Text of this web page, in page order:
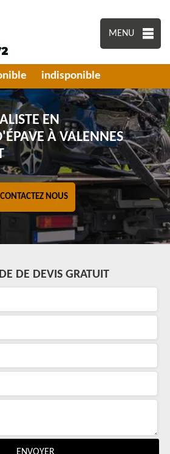
MENU
indisponible
EN
À VALENNES
CONTACTEZ NOUS
DE DEVIS GRATUIT